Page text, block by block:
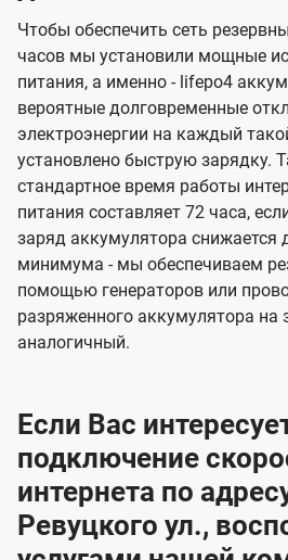
Чтобы обеспечить сеть
часов мы установили мощные
питания, а именно - lifepo4
вероятные долговременные
электроэнергии на каждый
установлено быструю зарядку.
стандартное время работы
питания составляет 72 часа,
заряд аккумулятора снижается
минимума - мы обеспечиваем
помощью генераторов или
разряженного аккумулятора на
аналогичный.
Если Вас
подключение
интернета по
Ревуцкого ул.,